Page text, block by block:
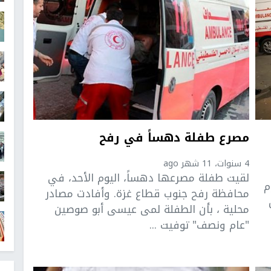
مصرع طفلة دهساً في رفح
4 سنوات، 11 شهر ago
لقيت طفلة مصرعها دهساً، اليوم الأحد، في
محافظة رفح جنوب قطاع غزة. وأفادت مصادر
محلية ، بأن الطفلة لمى عيسى أبو صوصين
"عام ونصف" توفيت ...